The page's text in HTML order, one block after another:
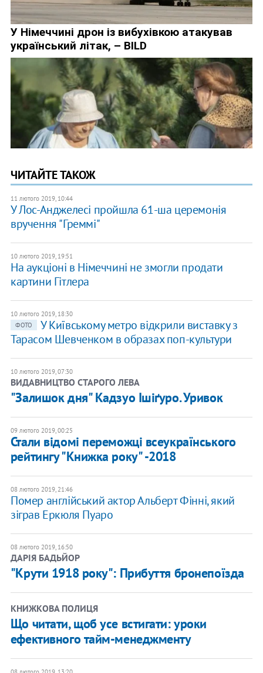
ЧИТАЙТЕ ТАКОЖ
11 лютого 2019, 10:44
У Лос-Анджелесі пройшла 61-ша церемонія
вручення "Греммі"
10 лютого 2019, 19:51
На аукціоні в Німеччині не змогли продати
картини Гітлера
10 лютого 2019, 18:30
ФОТО
У Київському метро відкрили виставку з
Тарасом Шевченком в образах поп-культури
10 лютого 2019, 07:30
ВИДАВНИЦТВО СТАРОГО ЛЕВА
"Залишок дня" Кадзуо Ішіґуро. Уривок
09 лютого 2019, 00:25
Стали відомі переможці всеукраїнського
рейтингу "Книжка року" -2018
08 лютого 2019, 21:46
Помер англійський актор Альберт Фінні, який
зіграв Еркюля Пуаро
08 лютого 2019, 16:50
ДАРІЯ БАДЬЙОР
"Крути 1918 року": Прибуття бронепоїзда
КНИЖКОВА ПОЛИЦЯ
Що читати, щоб усе встигати: уроки
ефективного тайм-менеджменту